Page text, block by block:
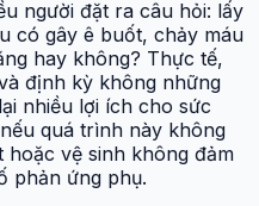
người đặt ra câu hỏi: lấy
có gây ê buốt, chảy máu
hay không? Thực tế,
định kỳ không những
nhiều lợi ích cho sức
quá trình này không
vệ sinh không đảm
phản ứng phụ.